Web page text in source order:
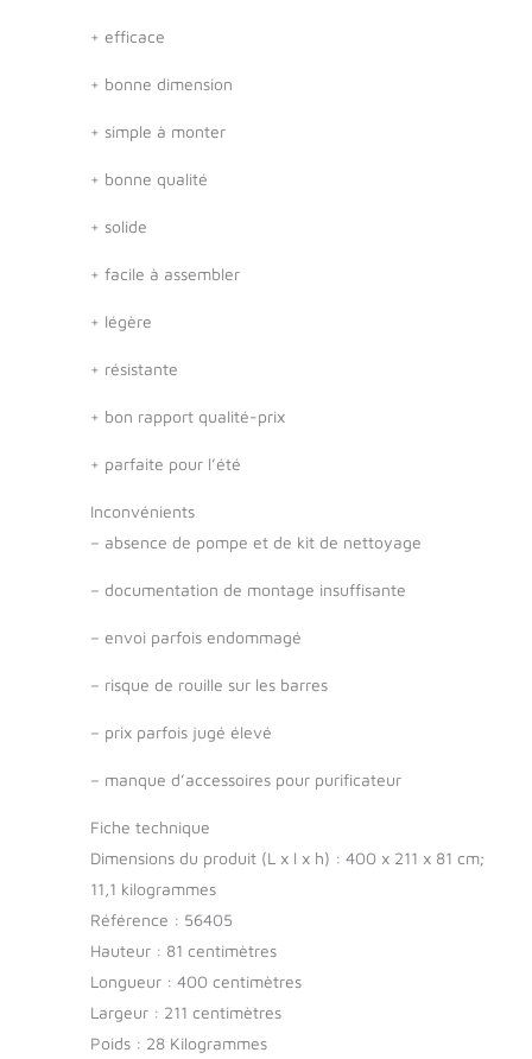
+ efficace
+ bonne dimension
+ simple à monter
+ bonne qualité
+ solide
+ facile à assembler
+ légère
+ résistante
+ bon rapport qualité-prix
+ parfaite pour l’été
Inconvénients
– absence de pompe et de kit de nettoyage
– documentation de montage insuffisante
– envoi parfois endommagé
– risque de rouille sur les barres
– prix parfois jugé élevé
– manque d’accessoires pour purificateur
Fiche technique
Dimensions du produit (L x l x h) : 400 x 211 x 81 cm;
11,1 kilogrammes
Référence : 56405
Hauteur : 81 centimètres
Longueur : 400 centimètres
Largeur : 211 centimètres
Poids : 28 Kilogrammes